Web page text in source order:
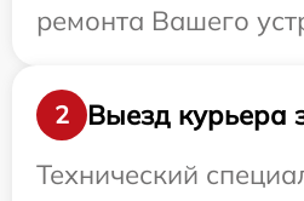
ремонта Вашего
2
Выезд курьера
Технический